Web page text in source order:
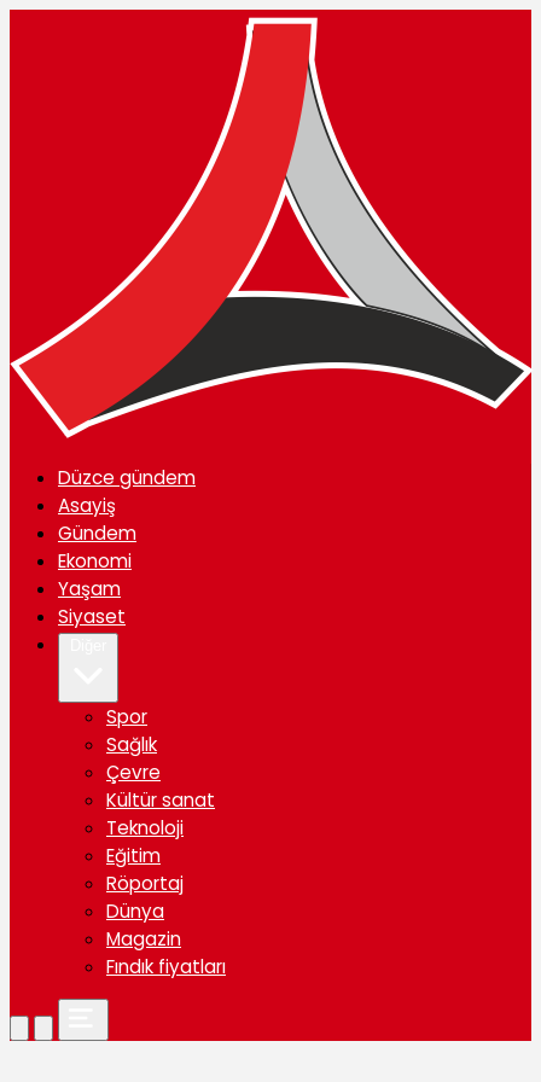
Düzce gündem
Asayiş
Gündem
Ekonomi
Yaşam
Siyaset
Spor
Sağlık
Çevre
Kültür sanat
Teknoloji
Eğitim
Röportaj
Dünya
Magazin
Fındık fiyatları